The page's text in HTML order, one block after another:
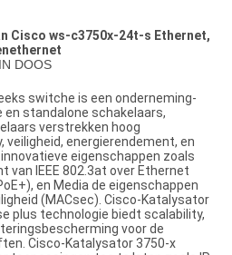
Cisco ws-c3750x-24t-s Ethernet,
DOOS
switche is een onderneming-
en standalone schakelaars,
verstrekken hoog
veiligheid, energierendement, en
eigenschappen zoals
van IEEE 802.3at over Ethernet
en Media de eigenschappen
(MACsec). Cisco-Katalysator
plus technologie biedt scalability,
voor de
Cisco-Katalysator 3750-x